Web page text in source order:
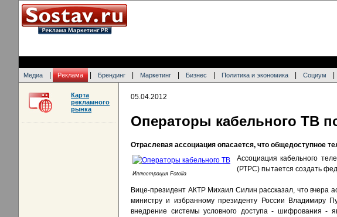
Медиа Реклама Брендинг Маркетинг Бизнес Политика и экономика Социум
05.04.2012
Операторы кабельного ТВ
Отраслевая ассоциация опасается, что общедоступное
Иллюстрация Fotolia
Ассоциация кабельного
(РТРС) пытается создать
Вице-президент АКТР Михаил Силин рассказал, что вчера
министру и избранному президенту России Владимиру
внедрение системы условного доступа - шифрования -
Карта
рекламного
рынка